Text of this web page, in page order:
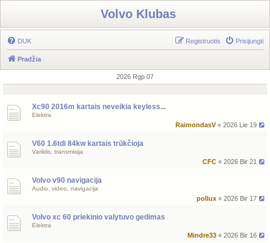
Volvo Klubas
DUK Prisijungti
Registruotis
Pradžia
2026 Rgp 07
Xc90 2016m kartais neveikia keyless...
Elektra
RaimondasV« 2026 Lie 19
V60 1.6tdi 84kw kartais trūkčioja
Variklis, transmisija
CFC « 2026 Bir 21
Volvo v90 navigacija
Audio, video, navigacija
pollux « 2026 Bir 17
Volvo xc 60 priekinio valytuvo gedimas
Elektra
Mindre33 « 2026 Bir 16